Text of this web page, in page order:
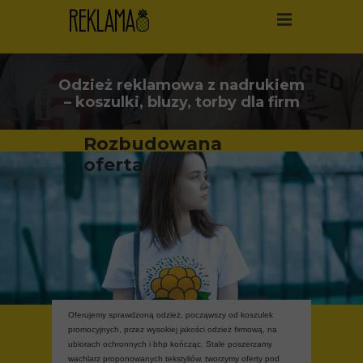
Oferujemy sprawdzoną odzież , począwszy od koszulek
promocyjnych, przez wysokiej jakości odzież firmową , na
ubiorach ochronnych i bhp kończąc. Stale poszerzamy
wachlarz proponowanych tekstyliów, tworzymy oferty pod
Rozbudowana
oferta
Odzież reklamowa z nadrukiem
– koszulki, bluzy, torby dla firm